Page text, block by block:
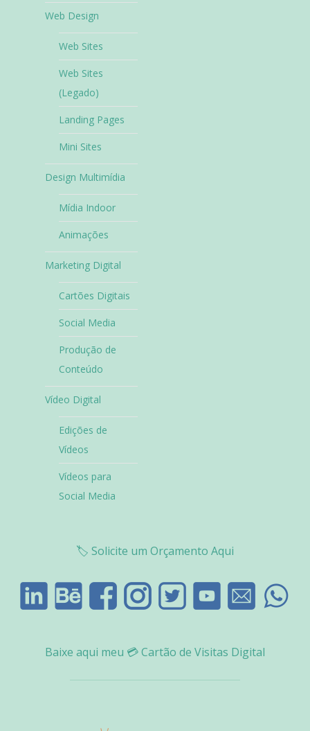
Web Design
Web Sites
Web Sites
(Legado)
Landing Pages
Mini Sites
Design Multimídia
Mídia Indoor
Animações
Marketing Digital
Cartões Digitais
Social Media
Produção de
Conteúdo
Vídeo Digital
Edições de
Vídeos
Vídeos para
Social Media
🏷️ Solicite um Orçamento Aqui
Baixe aqui meu 💳Cartão de Visitas Digital